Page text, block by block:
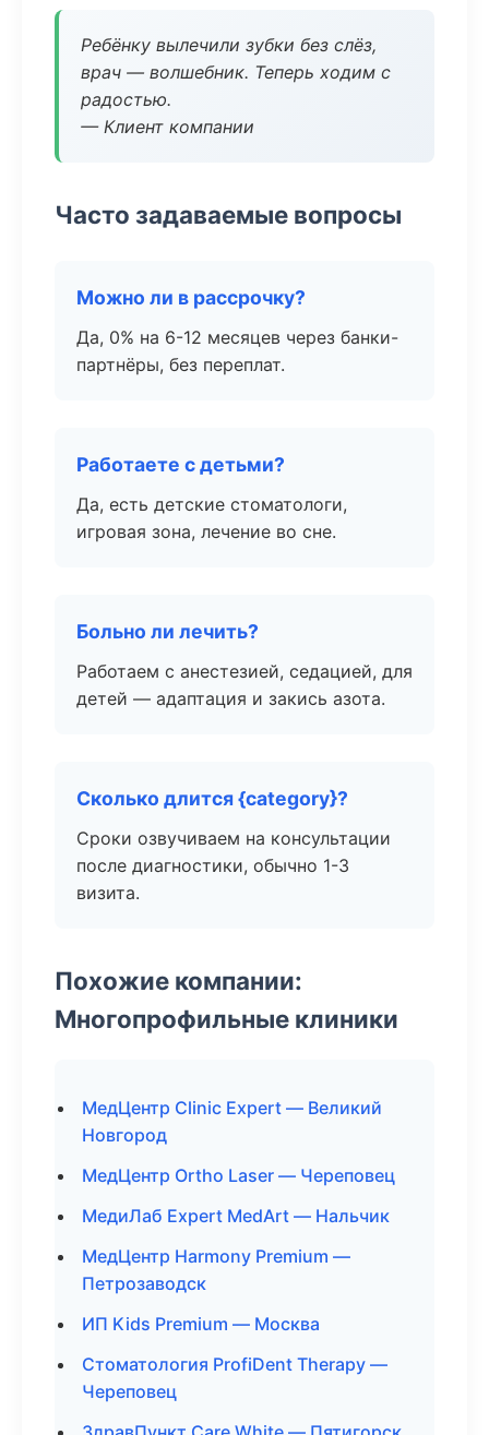
Ребёнку вылечили зубки без слёз,
врач — волшебник. Теперь ходим с
радостью.
— Клиент компании
Часто задаваемые вопросы
Можно ли в рассрочку?
Да, 0% на 6-12 месяцев через банки-
партнёры, без переплат.
Работаете с детьми?
Да, есть детские стоматологи,
игровая зона, лечение во сне.
Больно ли лечить?
Работаем с анестезией, седацией, для
детей — адаптация и закись азота.
Сколько длится {category}?
Сроки озвучиваем на консультации
после диагностики, обычно 1-3
визита.
Похожие компании:
Многопрофильные клиники
МедЦентр Clinic Expert — Великий
Новгород
МедЦентр Ortho Laser — Череповец
МедиЛаб Expert MedArt — Нальчик
МедЦентр Harmony Premium —
Петрозаводск
ИП Kids Premium — Москва
Стоматология ProfiDent Therapy —
Череповец